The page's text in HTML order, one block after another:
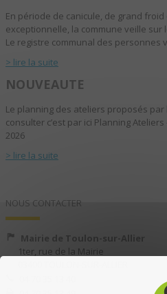
En période de canicule, de grand
exceptionnelle, la commune veille
Le registre communal des
> lire la suite
NOUVEAUTE
Le planning des ateliers proposés par
consulter c’est par ici Planning
2026
> lire la suite
NOUS CONTACTER
Mairie de Toulon-sur-Allier
1ter, rue de la Mairie